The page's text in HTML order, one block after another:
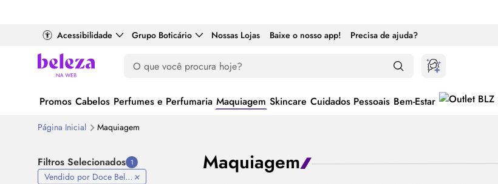
Acessibilidade Grupo Boticário Nossas Lojas Baixe o nosso app! Precisa de ajuda?
Promos Cabelos Perfumes e Perfumaria Maquiagem Skincare Cuidados Pessoais Bem-Estar
Página Inicial Maquiagem
Maquiagem
Filtros Selecionados 1
Vendido por Doce Beleza